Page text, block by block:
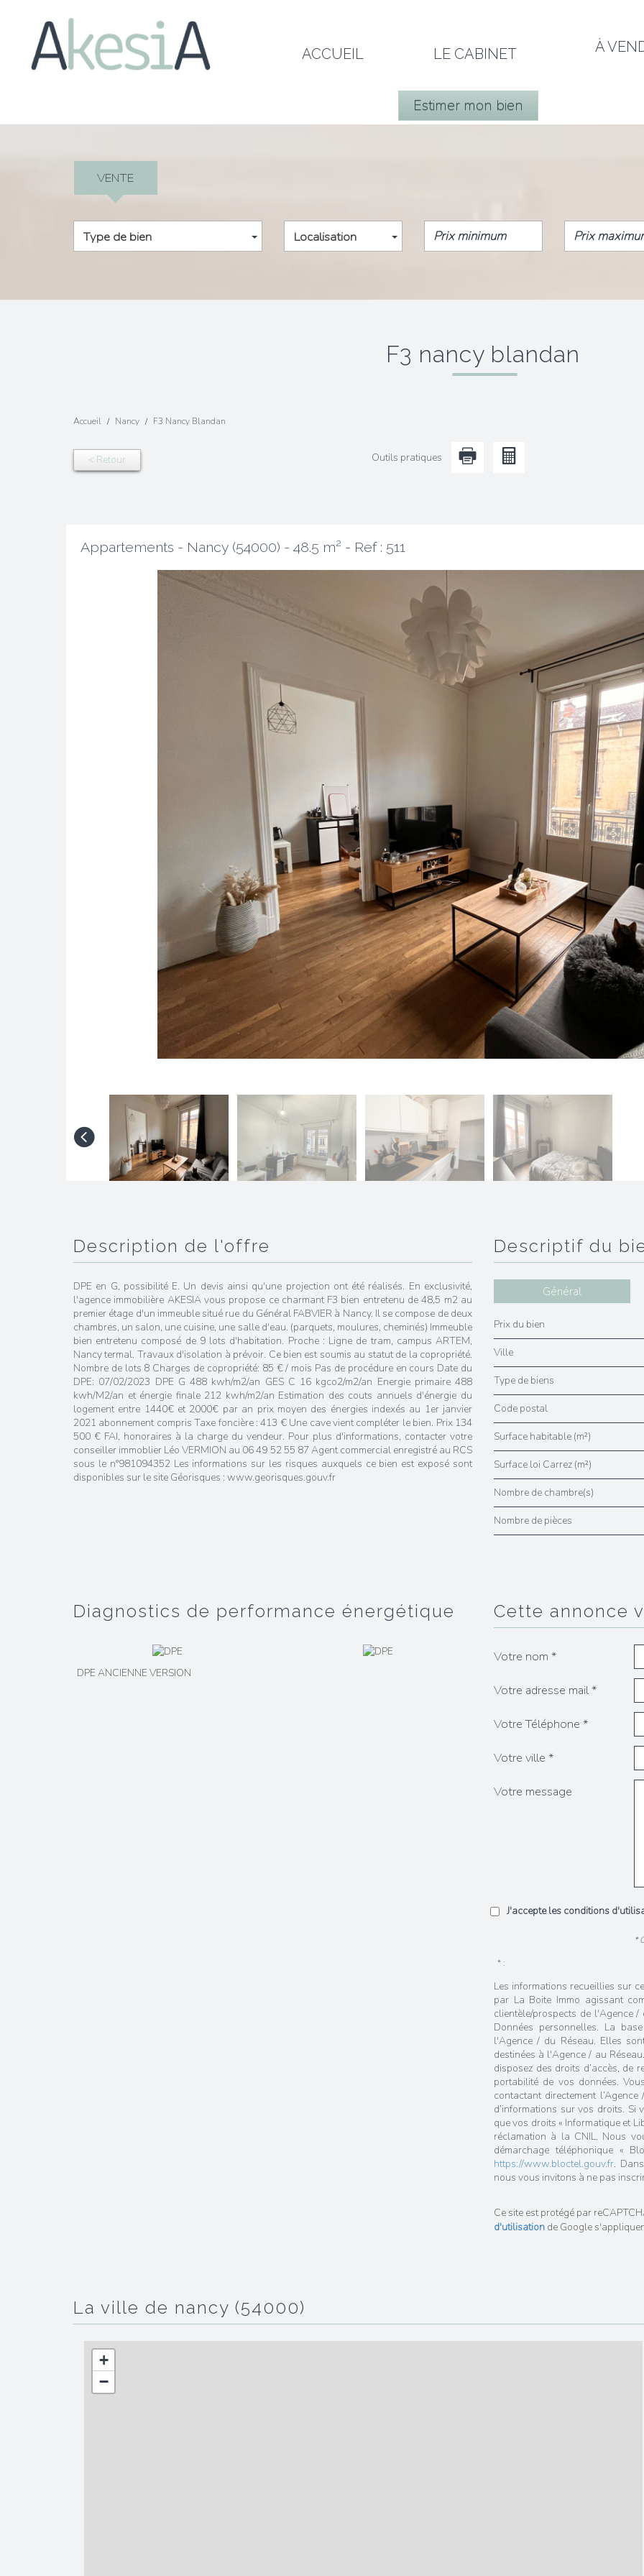
ACCUEIL LE CABINET À
Estimer mon bien
VENTE
Type de bien Localisation
f3 nancy blandan
Accueil Nancy F3 Nancy Blandan
< Retour Outils pratiques
Appartements - Nancy (54000) - 48.5 m² - Ref : 511
description de l'offre
DPE en G, possibilité E. Un devis ainsi qu'une projection ont été réalisés. En exclusivité,
l'agence immobilière AKESIA vous propose ce charmant F3 bien entretenu de 48,5 m2 au
premier étage d'un immeuble situé rue du Général FABVIER à Nancy. Il se compose de deux
chambres, un salon, une cuisine, une salle d'eau. (parquets, moulures, cheminés) Immeuble
bien entretenu composé de 9 lots d'habitation. Proche : Ligne de tram, campus ARTEM,
Nancy termal. Travaux d'isolation à prévoir. Ce bien est soumis au statut de la copropriété.
Nombre de lots 8 Charges de copropriété: 85 € / mois Pas de procédure en cours Date du
DPE: 07/02/2023 DPE G 488 kwh/m2/an GES C 16 kgco2/m2/an Energie primaire 488
kwh/M2/an et énergie finale 212 kwh/m2/an Estimation des couts annuels d'énergie du
logement entre 1440€ et 2000€ par an prix moyen des énergies indexés au 1er janvier
2021 abonnement compris Taxe foncière : 413 € Une cave vient compléter le bien. Prix 134
500 € FAI, honoraires à la charge du vendeur. Pour plus d'informations, contacter votre
conseiller immoblier Léo VERMION au 06 49 52 55 87 Agent commercial enregistré au RCS
sous le n°981094352 Les informations sur les risques auxquels ce bien est exposé sont
disponibles sur le site Géorisques : www.georisques.gouv.fr
descriptif du
Général
Prix du bien
Ville
Type de biens
Code postal
Surface habitable (m²)
Surface loi Carrez (m²)
Nombre de chambre(s)
Nombre de pièces
diagnostics de performance énergétique
DPE ANCIENNE VERSION
cette annonce
Votre nom *
Votre adresse mail *
Votre Téléphone *
Votre ville *
Votre message
J'accepte les conditions
*
* :
Les informations recueillies sur
par La Boite Immo agissant
clientèle/prospects de l'Agence
Données personnelles. La
l'Agence / du Réseau. Elles
destinées à l'Agence / au
disposez des droits d’accès, de
portabilité de vos données.
contactant directement
d’informations sur vos droits. Si
que vos droits « Informatique et
réclamation à la CNIL. Nous
démarchage téléphonique «
https://www.bloctel.gouv.fr.
nous vous invitons à ne pas
Ce site est protégé par
d'utilisation de Google
la ville de nancy (54000)
+
−